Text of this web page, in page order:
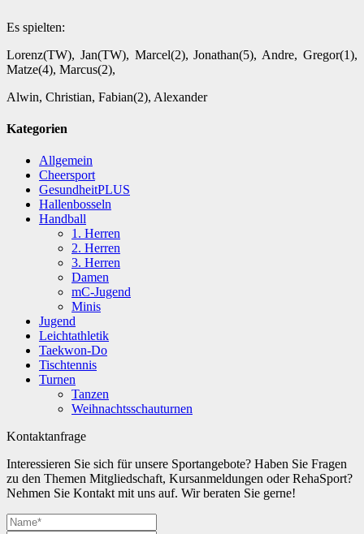
Es spielten:
Lorenz(TW), Jan(TW), Marcel(2), Jonathan(5), Andre, Gregor(1),
Matze(4), Marcus(2),
Alwin, Christian, Fabian(2), Alexander
Kategorien
Allgemein
Cheersport
GesundheitPLUS
Hallenbosseln
Handball
1. Herren
2. Herren
3. Herren
Damen
mC-Jugend
Minis
Jugend
Leichtathletik
Taekwon-Do
Tischtennis
Turnen
Tanzen
Weihnachtsschauturnen
Kontaktanfrage
Interessieren Sie sich für unsere Sportangebote? Haben Sie Fragen
zu den Themen Mitgliedschaft, Kursanmeldungen oder RehaSport?
Nehmen Sie Kontakt mit uns auf. Wir beraten Sie gerne!